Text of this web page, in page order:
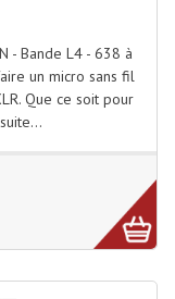
- Bande L4 - 638 à
un micro sans fil
Que ce soit pour